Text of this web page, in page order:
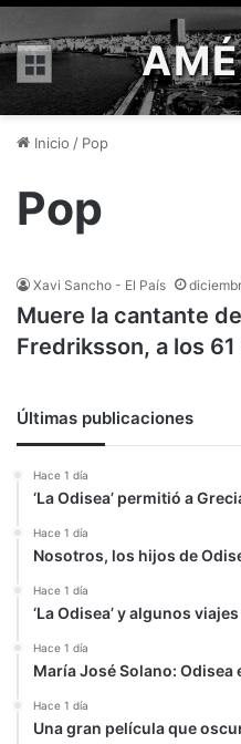
Menú
Inicio / Pop
Pop
Xavi Sancho - El País
Muere la cantante
Fredriksson, a los 61
Últimas publicaciones
Hace 1 día
‘La Odisea’ permitió a
Hace 1 día
Nosotros, los hijos de
Hace 1 día
‘La Odisea’ y algunos
Hace 1 día
María José Solano: Odisea
Hace 1 día
Una gran película que